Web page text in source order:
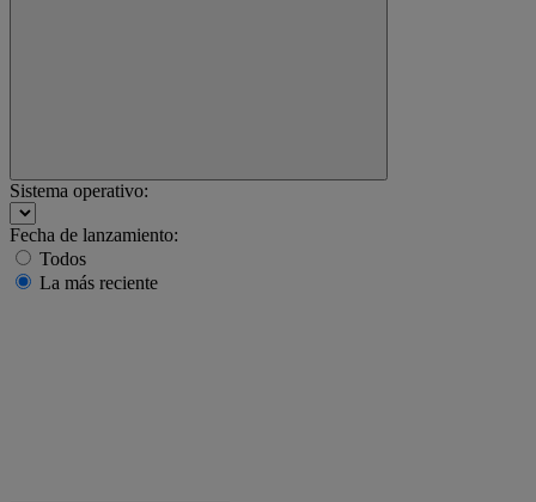
Sistema operativo:
Fecha de lanzamiento:
Todos
La más reciente